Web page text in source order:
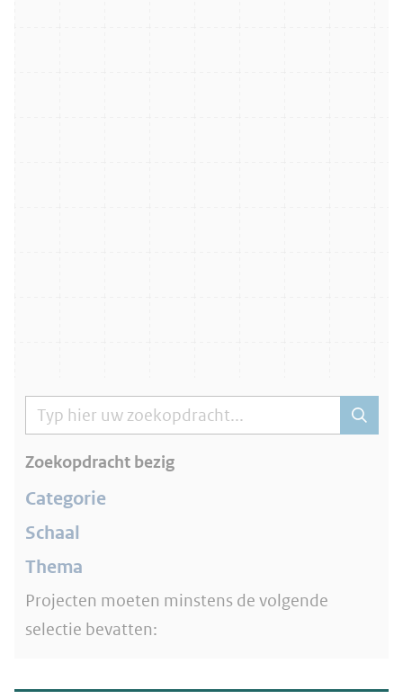
Zoekopdracht bezig
Categorie
Schaal
Thema
Projecten moeten minstens de volgende
selectie bevatten: